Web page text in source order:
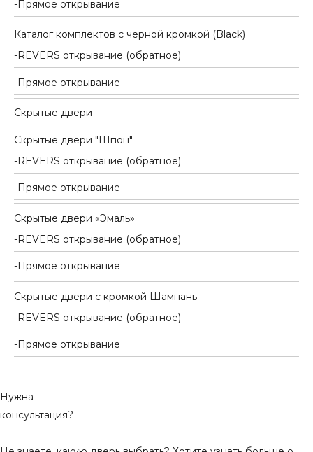
Прямое открывание
Каталог комплектов c черной кромкой (Black)
REVERS открывание (обратное)
Прямое открывание
Скрытые двери
Скрытые двери "Шпон"
REVERS открывание (обратное)
Прямое открывание
Скрытые двери «Эмаль»
REVERS открывание (обратное)
Прямое открывание
Скрытые двери с кромкой Шампань
REVERS открывание (обратное)
Прямое открывание
Нужна
консультация?